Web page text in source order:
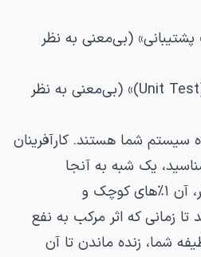
(بی‌معنی به نظر
«نوشتن یک تست واحد (Unit Test)» (بی‌معنی به نظر
سیستم شما هستند. کارآفرینان
یک شبه به آنجا
نرسیده‌اند. آن‌ها هزاران بار، آن ۱٪های کوچک و
تا زمانی که اثر مرکب به نفع
شما، زنده ماندن تا آن